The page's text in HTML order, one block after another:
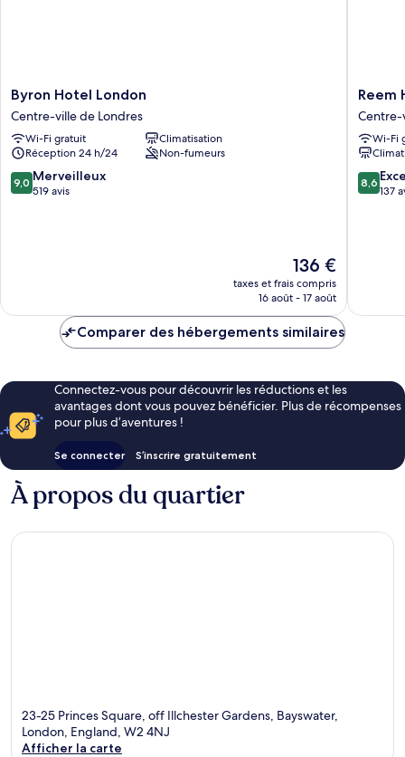
Byron
Hotel
London
Centre-
ville
de
Londres
Byron Hotel London
Centre-ville de Londres
Wi-Fi gratuit
Climatisation
Réception 24 h/24
Non-fumeurs
9.0
sur
9,0 Merveilleux
519 avis
Le
nouveau
prix
de
136 €
taxes et frais compris
16 août - 17 août
Reem
Hotel
Centre-
ville
de
Londres
Reem
Centre-
Wi-Fi
8.6
sur
8,6
137
Comparer des hébergements similaires
Connectez-vous pour découvrir les réductions et les
avantages dont vous pouvez bénéficier. Plus de récompenses
pour plus d’aventures !
Se connecter S’inscrire gratuitement
À propos du quartier
23-25 Princes Square, off Illchester Gardens, Bayswater,
London, England, W2 4NJ
Afficher la carte